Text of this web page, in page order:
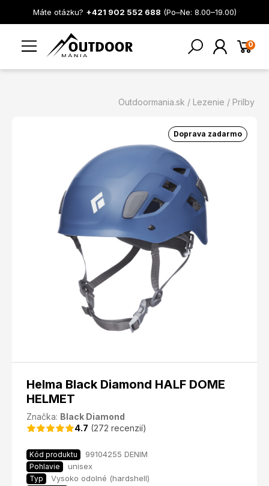
Máte otázku? +421 902 552 688 (Po–Ne: 8.00–19.00)
0
Outdoormania.sk Lezenie Prilby
Doprava zadarmo
Helma Black Diamond HALF DOME
HELMET
Značka: Black Diamond
4.7 (272 recenzií)
Kód produktu 99104255 DENIM
Pohlavie unisex
Typ Vysoko odolné (hardshell)